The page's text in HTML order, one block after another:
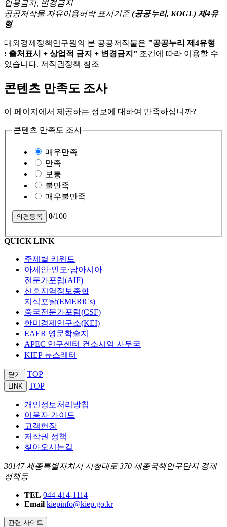
공공저작물 자유이용허락 표시기준 (공공누리, KOGL) 제4유
형
대외경제정책연구원의 본 공공저작물은 "공공누리 제4유형
: 출처표시 + 상업적 금지 + 변경금지” 조건에 따라 이용할 수
있습니다. 저작권정책 참조
콘텐츠 만족도 조사
이 페이지에서 제공하는 정보에 대하여 만족하십니까?
콘텐츠 만족도 조사
매우만족
만족
보통
불만족
매우불만족
0/100
QUICK LINK
주제별 키워드
아세안·인도·남아시아
전문가포럼(AIF)
신흥지역정보종합
지식포탈(EMERiCs)
중국전문가포럼(CSF)
한미경제연구소(KEI)
EAER 영문학술지
APEC 연구센터 컨소시엄 사무국
KIEP 뉴스레터
닫기 TOP
LINK TOP
개인정보처리방침
이용자 가이드
고객헌장
저작권 정책
찾아오시는길
30147 세종특별자치시 시청대로 370 세종국책연구단지 경제
정책동
TEL 044-414-1114
Email kiepinfo@kiep.go.kr
관련 사이트